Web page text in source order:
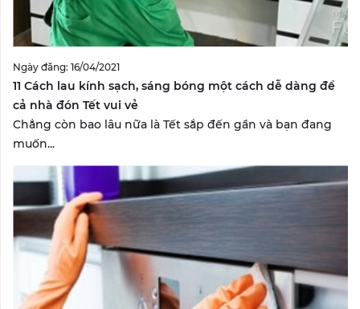
Ngày đăng: 16/04/2021
11 Cách lau kính sạch, sáng bóng một cách dễ dàng để
cả nhà đón Tết vui vẻ
Chẳng còn bao lâu nữa là Tết sắp đến gần và bạn đang
muốn...